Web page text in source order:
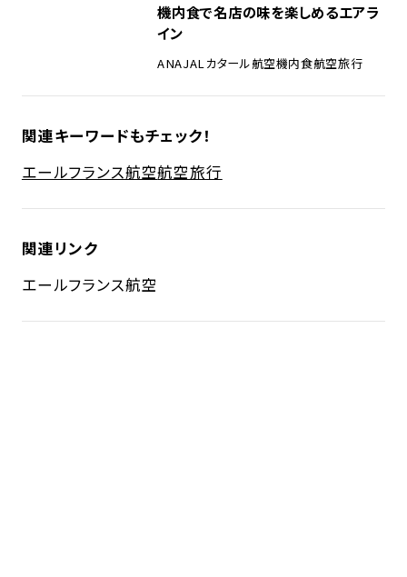
機内食で名店の味を楽しめるエアラ
イン
ANAJALカタール航空機内食航空旅行
関連キーワードもチェック！
エールフランス航空航空旅行
関連リンク
エールフランス航空